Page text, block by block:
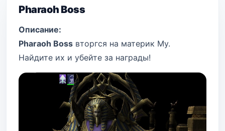
Pharaoh Boss
Описание:
Pharaoh Boss вторгся на материк Му.
Найдите их и убейте за награды!